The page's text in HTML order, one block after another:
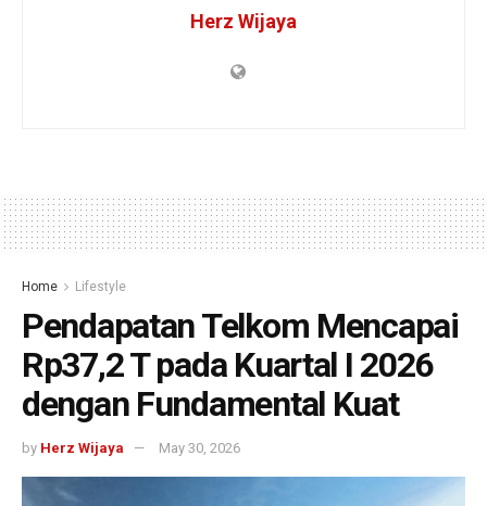
Herz Wijaya
Home Lifestyle
Pendapatan Telkom Mencapai
Rp37,2 T pada Kuartal I 2026
dengan Fundamental Kuat
by Herz Wijaya May 30, 2026